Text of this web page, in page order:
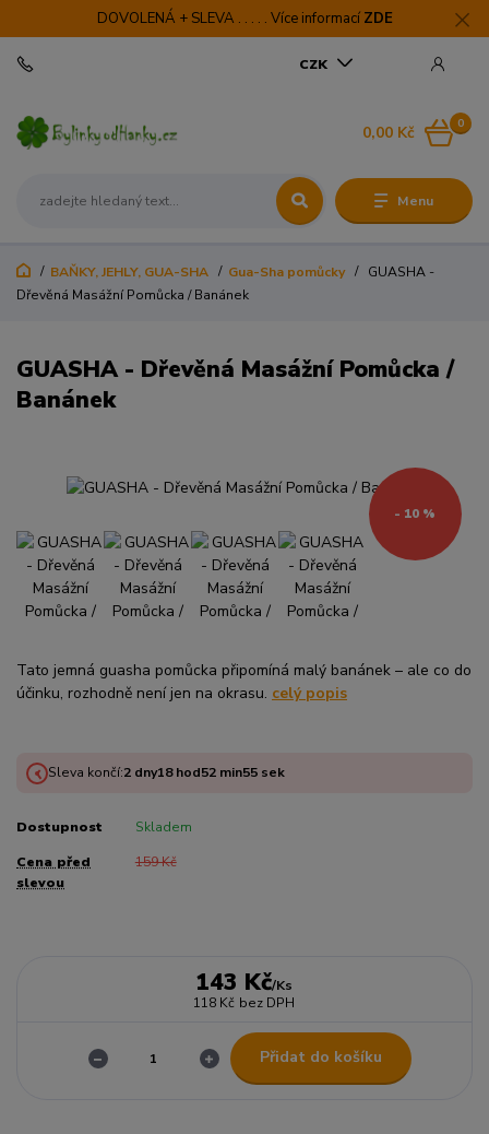
DOVOLENÁ + SLEVA . . . . . Více informací ZDE
Menu
CZK
0
0,00 Kč
BAŇKY, JEHLY, GUA-SHA Gua-Sha pomůcky
GUASHA -
Dřevěná Masážní Pomůcka / Banánek
GUASHA - Dřevěná Masážní Pomůcka /
Banánek
- 10 %
Tato jemná guasha pomůcka připomíná malý banánek – ale co do
účinku, rozhodně není jen na okrasu. celý popis
Sleva končí:2 dny18hod52min55sek
Dostupnost Skladem
Cena před
slevou
159 Kč
143 Kč/Ks
118 Kč bez DPH
Přidat do košíku